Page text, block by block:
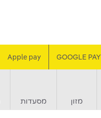
GOOGLE PAY
Apple pay
מזון מסעדות